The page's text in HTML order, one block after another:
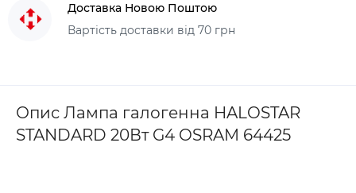
Доставка Новою Поштою
Вартість доставки від 70 грн
Опис Лампа галогенна HALOSTAR
STANDARD 20Вт G4 OSRAM 64425